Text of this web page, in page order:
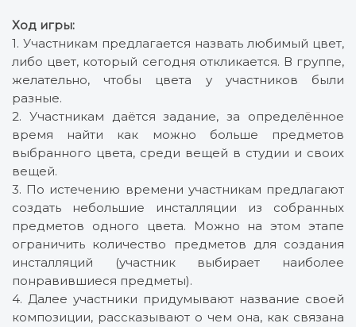
Ход игры:
1. Участникам предлагается назвать любимый цвет,
либо цвет, который сегодня откликается. В группе,
желательно, чтобы цвета у участников были
разные.
2. Участникам даётся задание, за определённое
время найти как можно больше предметов
выбранного цвета, среди вещей в студии и своих
вещей.
3. По истечению времени участникам предлагают
создать небольшие инсталляции из собранных
предметов одного цвета. Можно на этом этапе
ограничить количество предметов для создания
инсталляций (участник выбирает наиболее
понравившиеся предметы).
4. Далее участники придумывают название своей
композиции, рассказывают о чем она, как связана